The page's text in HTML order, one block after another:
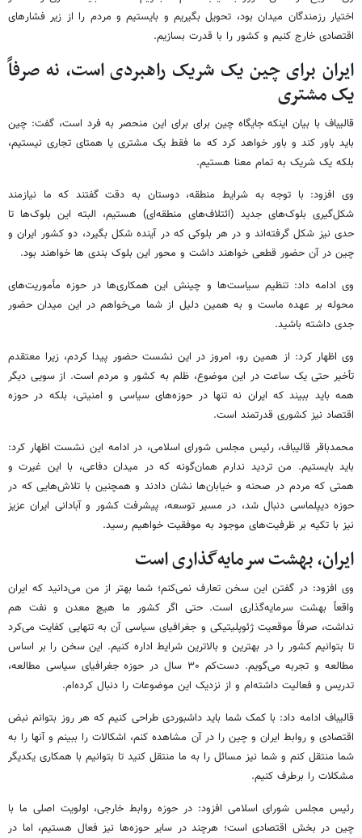
اختیار رزمندگان میدان بود، تحویل بگیریم و بایستیم و مردم را از زیر فشارهای
اقتصادی خارج کنیم و کشور را با قدرت بسازیم.
ایران برای چین یک شریک راهبردی است، نه صرفاً
یک مشتری
قالیباف با بیان اینکه جایگاه چین برای برای این منحصر به فرد است، گفت: چین
باید باور کند و باور خواهد کرد که ما فقط یک مشتری یا همتای تجاری نیستیم،
بلکه یک شریک به تمام معنا هستیم.
وی افزود: با توجه به شرایط منطقه، دوستان به دقت گفتند که ما نیازمند
شکل‌گیری بلوک‌های جدید (ائتلاف‌های منطقه‌ای) هستیم، البته این بلوک‌ها تا
حدی نیز شکل گرفته‌اند و در هر بلوکی که در آینده شکل بگیرد، دو کشور ایران و
چین در آن حضور قطعی خواهند داشت و محور این بلوک بندی ها خواهند بود.
وی ادامه داد: تنظیم سیاست‌ها و چینش این همکاری‌ها در حوزه مأموریت‌های
محوله بر عهده ماست و به همین دلیل از شما می‌خواهم در این میدان حضور
جدی داشته باشید.
وی اظهار کرد: از همین رو، امروز در این نشست حضور پیدا کردم، زیرا معتقدم
تأخیر حتی یک ساعت در این موضوع، ظلم به کشور و مردم است. از سویی دیگر
همه باید ببیند که ایران نه تنها در حوزه‌های سیاسی و امنیتی، بلکه در حوزه
اقتصاد نیز کشوری قدرتمند است.
محمدباقر قالیباف، رئیس مجلس شورای اسلامی، در ادامه این نشست اظهار کرد:
باید بایستیم. من تردید ندارم همان‌گونه که در میدان دفاعی، با این غیرت و
همتی که مردم در صحنه و خیابان‌ها نشان دادند و همچنین با تلاش‌هایی که در
حوزه دیپلماسی دنبال شد، در مسیر توسعه، پیشرفت کشور و آبادانی ایران عزیز
نیز با تکیه بر ظرفیت‌های موجود به موفقیت خواهیم رسید.
ایران، بهشت سرمایه‌گذاری است
وی افزود: در گفتن این سخن تعارف نمی‌کنم؛ شما بهتر از من می‌دانید که ایران
واقعاً بهشت سرمایه‌گذاری است. حتی اگر کشور ما هیچ معدن و نفت هم
نداشت، صرفاً موقعیت ژئوپلیتیکی و جغرافیای سیاسی آن به تنهایی کفایت می‌کرد
تا بتوانیم کشور را در بهترین و بالاترین شرایط اداره کنیم. این سخن را بر اساس
مطالعه و تجربه می‌گویم. دست‌کم ۳۰ سال در حوزه جغرافیای سیاسی مطالعه،
تدریس و فعالیت داشته‌ام و از نزدیک این موضوعات را دنبال کرده‌ام.
قالیباف ادامه داد: با کمک شما باید داشبوردی طراحی کنیم که هر روز بتوانم نبض
اقتصادی و روابط ایران و چین را در آن مشاهده کنم، اشکالات را ببینم و آنها را به
شما منتقل کنم و شما نیز مسائل را به ما منتقل کنید تا بتوانیم با همکاری یکدیگر
مشکلات را برطرف کنیم.
رئیس مجلس شورای اسلامی افزود: در حوزه روابط خارجی، اولویت اصلی ما با
چین در بخش اقتصادی است؛ هرچند در سایر حوزه‌ها نیز فعال هستیم، اما در